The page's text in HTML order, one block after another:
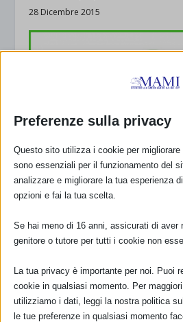
28 Dicembre 2015
LA LECHE LEAGUE – Gruppi e
Sardegna
Preferenze sulla privacy
Questo sito utilizza i cookie per
sono essenziali per il funzionamento del
analizzare e migliorare la tua esperienza
opzioni e fai la tua scelta.
Se hai meno di 16 anni, assicurati di aver
genitore o tutore per tutti i cookie non
La tua privacy è importante per noi. Puoi
cookie in qualsiasi momento. Per
utilizziamo i dati, leggi la nostra politica
le tue preferenze in qualsiasi momento